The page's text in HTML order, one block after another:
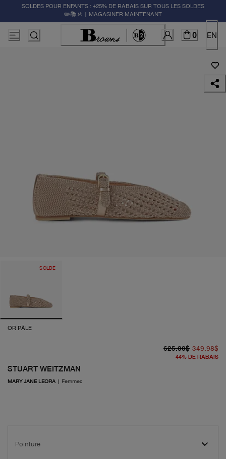
SOLDES POUR ENFANTS : +25% DE RABAIS SUR TOUS LES SOLDES
✏️📚🚸 | MAGASINER MAINTENANT
0 EN
SOLDE
OR PÂLE
STUART WEITZMAN
MARY JANE LEORA | Femmes
625.00$ 349.98$
44% DE RABAIS
Pointure